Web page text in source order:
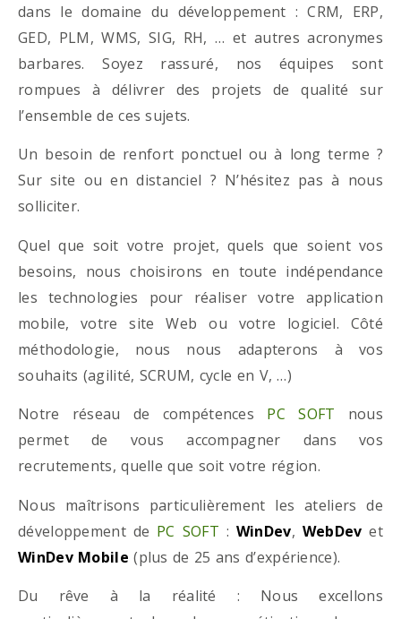
dans le domaine du développement : CRM, ERP,
GED, PLM, WMS, SIG, RH, … et autres acronymes
barbares. Soyez rassuré, nos équipes sont
rompues à délivrer des projets de qualité sur
l’ensemble de ces sujets.
Un besoin de renfort ponctuel ou à long terme ?
Sur site ou en distanciel ? N’hésitez pas à nous
solliciter.
Quel que soit votre projet, quels que soient vos
besoins, nous choisirons en toute indépendance
les technologies pour réaliser votre application
mobile, votre site Web ou votre logiciel. Côté
méthodologie, nous nous adapterons à vos
souhaits (agilité, SCRUM, cycle en V, …)
Notre réseau de compétences PC SOFT nous
permet de vous accompagner dans vos
recrutements, quelle que soit votre région.
Nous maîtrisons particulièrement les ateliers de
développement de PC SOFT : WinDev, WebDev et
WinDev Mobile (plus de 25 ans d’expérience).
Du rêve à la réalité : Nous excellons